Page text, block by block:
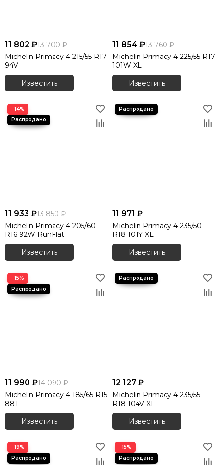
11 802 ₽13 700 ₽
Michelin Primacy 4 215/55 R17
94V
Известить
11 854 ₽13 760 ₽
Michelin Primacy 4 225/55 R17
101W XL
Известить
−14%
11 933 ₽13 850 ₽
Michelin Primacy 4 205/60
R16 92W RunFlat
Известить
11 971 ₽
Michelin Primacy 4 235/50
R18 101Y XL
Известить
−15%
11 990 ₽14 090 ₽
Michelin Primacy 4 185/65 R15
88T
Известить
12 127 ₽
Michelin Primacy 4 235/55
R18 104V XL
Известить
−19% −15%